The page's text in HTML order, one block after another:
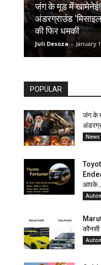
जंग के मूड में
अंडरग्राउंड
की फिर धमकी
Juli Desoza - January
POPULAR
जंग के
News